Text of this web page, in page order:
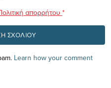
απορρήτου *
Learn how your comment